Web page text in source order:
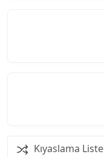
Kıyaslama